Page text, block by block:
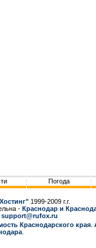
Погода
1999-2009 г.г.
- Краснодар и
support@rufox.ru
Краснодарcкого края